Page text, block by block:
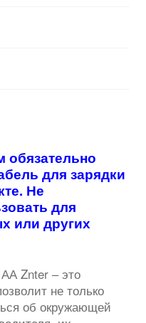
обязательно
для зарядки
Не
для
или других
Znter – это
не только
об окружающей